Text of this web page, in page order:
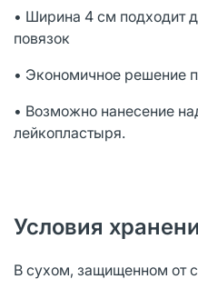
• Ширина 4 см подходит
повязок
• Экономичное решение
• Возможно нанесение
лейкопластыря.
Условия
В сухом, защищенном от